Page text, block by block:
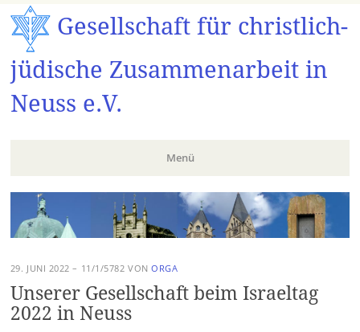
Gesellschaft für christlich-
jüdische Zusammenarbeit in
Neuss e.V.
Menü
Zum
Inhalt
springen
29. JUNI 2022 – 11/1/5782 VONORGA
Unserer Gesellschaft beim Israeltag
2022 in Neuss